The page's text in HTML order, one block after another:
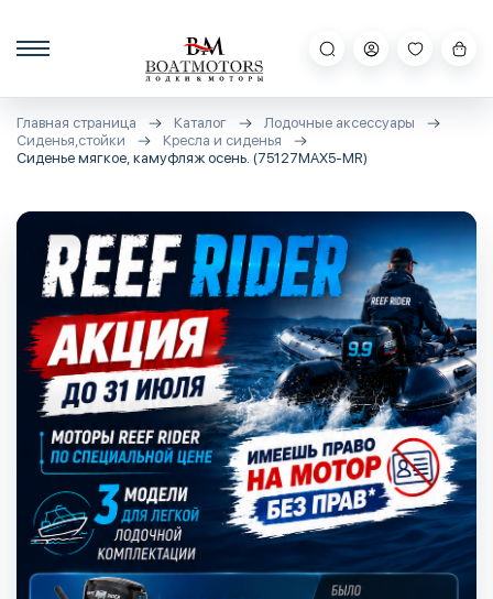
Главная страница Каталог
Лодочные аксессуары
Сиденья,стойки
Кресла и сиденья
Сиденье мягкое, камуфляж осень. (75127MAX5-MR)